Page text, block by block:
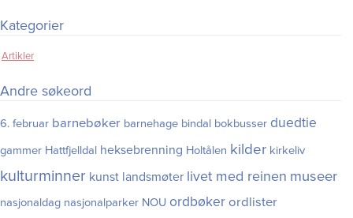
Kategorier
Artikler
Andre søkeord
6. februar barnebøker barnehage bindal bokbusser duedtie
gammer Hattfjelldal heksebrenning Holtålen kilder kirkeliv
kulturminner kunst landsmøter livet med reinen museer
nasjonaldag nasjonalparker NOU ordbøker ordlister